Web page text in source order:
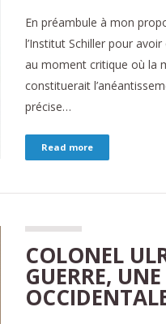
En préambule à mon
l’Institut Schiller pour
au moment critique où la
constituerait
précise…
Read more
COLONEL
GUERRE,